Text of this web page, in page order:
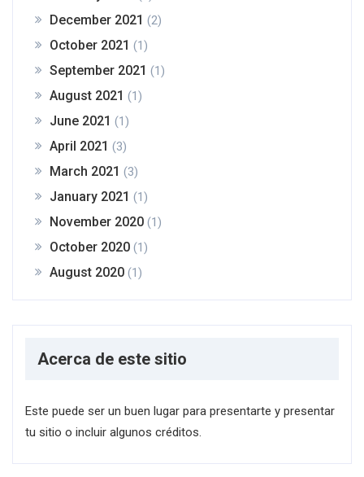
December 2021 (2)
October 2021 (1)
September 2021 (1)
August 2021 (1)
June 2021 (1)
April 2021 (3)
March 2021 (3)
January 2021 (1)
November 2020 (1)
October 2020 (1)
August 2020 (1)
Acerca de este sitio
Este puede ser un buen lugar para presentarte y presentar
tu sitio o incluir algunos créditos.